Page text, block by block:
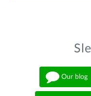
Our blog